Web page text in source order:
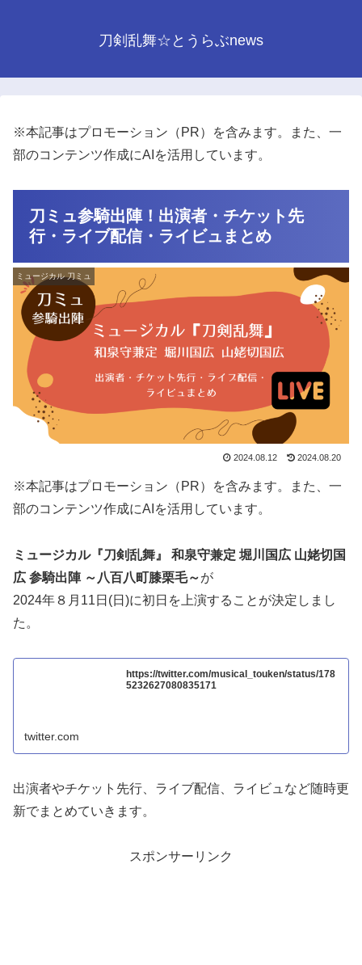
刀剣乱舞☆とうらぶnews
※本記事はプロモーション（PR）を含みます。また、一
部のコンテンツ作成にAIを活用しています。
刀ミュ参騎出陣！出演者・チケット先
行・ライブ配信・ライビュまとめ
ミュージカル 刀ミュ
2024.08.12 2024.08.20
※本記事はプロモーション（PR）を含みます。また、一
部のコンテンツ作成にAIを活用しています。
ミュージカル『刀剣乱舞』 和泉守兼定 堀川国広 山姥切国
広 参騎出陣 ～八百八町膝栗毛～が
2024年８月11日(日)に初日を上演することが決定しまし
た。
https://twitter.com/musical_touken/status/178
5232627080835171
twitter.com
出演者やチケット先行、ライブ配信、ライビュなど随時更
新でまとめていきます。
スポンサーリンク